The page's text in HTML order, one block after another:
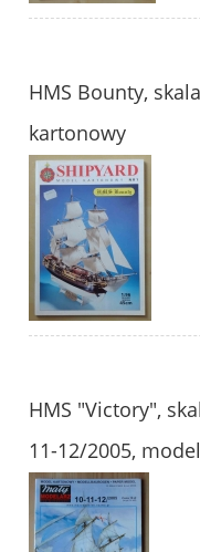
HMS Bounty,
kartonowy
HMS "Victory",
11-12/2005,